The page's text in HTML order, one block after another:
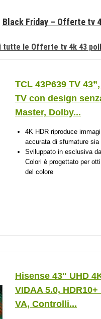
Black Friday – Offerte tv
tutte le Offerte tv 4k 43
TCL 43P639 TV
TV con design
Master, Dolby...
4K HDR riproduce
accurata di sfumature
Sviluppato in esclusiva
Colori è progettato per
del colore
Hisense 43" UHD
VIDAA 5.0,
VA, Controlli...